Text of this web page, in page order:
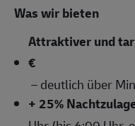
Was wir bieten
Attraktiver und
€
– deutlich über
+ 25%